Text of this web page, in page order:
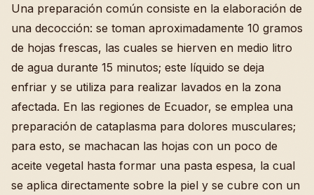
Una preparación común consiste en la elaboración de
una decocción: se toman aproximadamente 10 gramos
de hojas frescas, las cuales se hierven en medio litro
de agua durante 15 minutos; este líquido se deja
enfriar y se utiliza para realizar lavados en la zona
afectada. En las regiones de Ecuador, se emplea una
preparación de cataplasma para dolores musculares;
para esto, se machacan las hojas con un poco de
aceite vegetal hasta formar una pasta espesa, la cual
se aplica directamente sobre la piel y se cubre con un